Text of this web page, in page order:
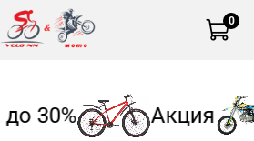
0
30% Акция